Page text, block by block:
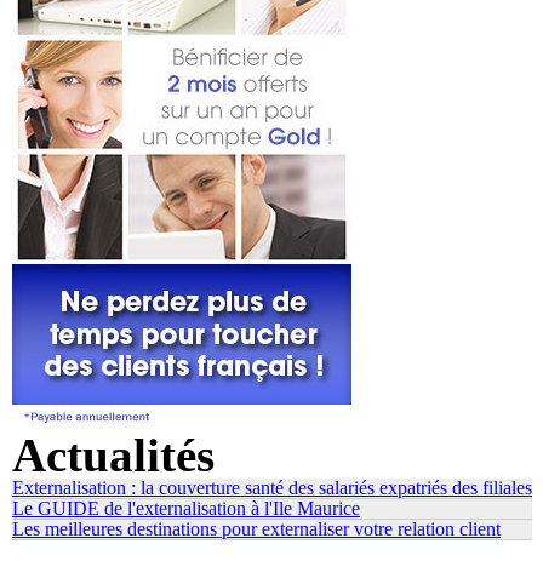
Actualités
Externalisation : la couverture santé des salariés expatriés des filiales
Le GUIDE de l'externalisation à l'Ile Maurice
Les meilleures destinations pour externaliser votre relation client